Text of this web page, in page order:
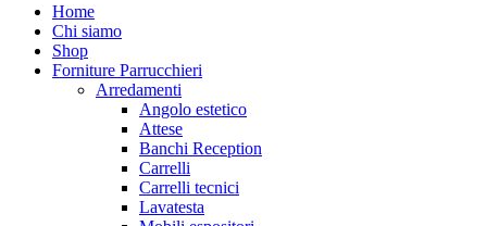
Home
Chi siamo
Shop
Forniture Parrucchieri
Arredamenti
Angolo estetico
Attese
Banchi Reception
Carrelli
Carrelli tecnici
Lavatesta